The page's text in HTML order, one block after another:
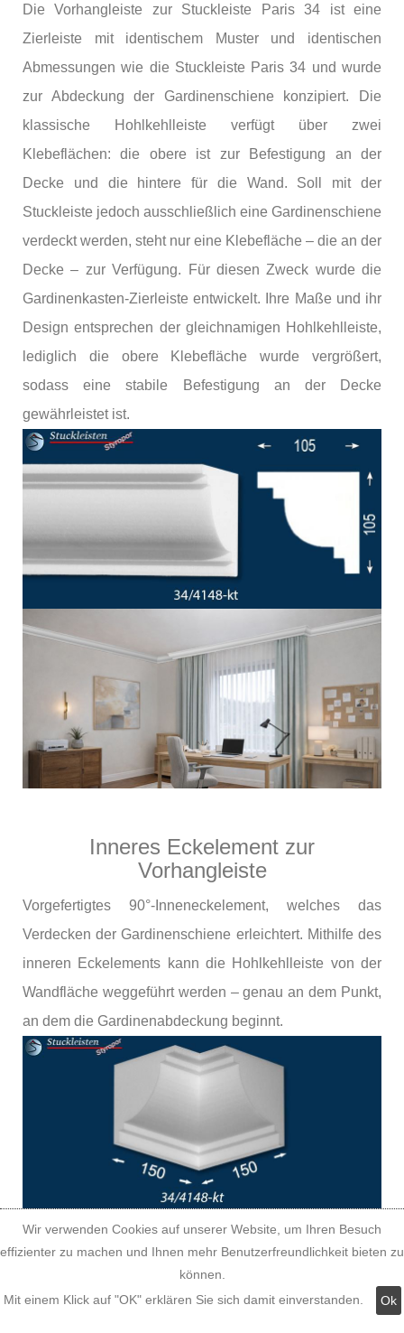
Die Vorhangleiste zur Stuckleiste Paris 34 ist eine
Zierleiste mit identischem Muster und identischen
Abmessungen wie die Stuckleiste Paris 34 und wurde
zur Abdeckung der Gardinenschiene konzipiert. Die
klassische Hohlkehlleiste verfügt über zwei
Klebeflächen: die obere ist zur Befestigung an der
Decke und die hintere für die Wand. Soll mit der
Stuckleiste jedoch ausschließlich eine Gardinenschiene
verdeckt werden, steht nur eine Klebefläche – die an der
Decke – zur Verfügung. Für diesen Zweck wurde die
Gardinenkasten-Zierleiste entwickelt. Ihre Maße und ihr
Design entsprechen der gleichnamigen Hohlkehlleiste,
lediglich die obere Klebefläche wurde vergrößert,
sodass eine stabile Befestigung an der Decke
gewährleistet ist.
Inneres Eckelement zur
Vorhangleiste
Vorgefertigtes 90°-Inneneckelement, welches das
Verdecken der Gardinenschiene erleichtert. Mithilfe des
inneren Eckelements kann die Hohlkehlleiste von der
Wandfläche weggeführt werden – genau an dem Punkt,
an dem die Gardinenabdeckung beginnt.
Wir verwenden Cookies auf unserer Website, um Ihren Besuch
effizienter zu machen und Ihnen mehr Benutzerfreundlichkeit bieten zu
können.
Mit einem Klick auf "OK" erklären Sie sich damit einverstanden.
Ok